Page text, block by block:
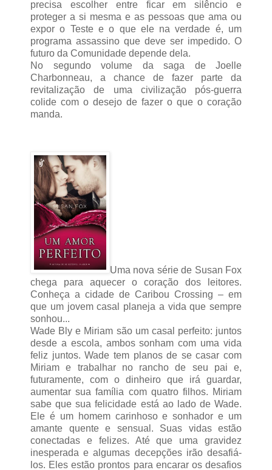
precisa escolher entre ficar em silêncio e
proteger a si mesma e as pessoas que ama ou
expor o Teste e o que ele na verdade é, um
programa assassino que deve ser impedido. O
futuro da Comunidade depende dela.
No segundo volume da saga de Joelle
Charbonneau, a chance de fazer parte da
revitalização de uma civilização pós-guerra
colide com o desejo de fazer o que o coração
manda.
Uma nova série de Susan Fox
chega para aquecer o coração dos leitores.
Conheça a cidade de Caribou Crossing – em
que um jovem casal planeja a vida que sempre
sonhou...
Wade Bly e Miriam são um casal perfeito: juntos
desde a escola, ambos sonham com uma vida
feliz juntos. Wade tem planos de se casar com
Miriam e trabalhar no rancho de seu pai e,
futuramente, com o dinheiro que irá guardar,
aumentar sua família com quatro filhos. Miriam
sabe que sua felicidade está ao lado de Wade.
Ele é um homem carinhoso e sonhador e um
amante quente e sensual. Suas vidas estão
conectadas e felizes. Até que uma gravidez
inesperada e algumas decepções irão desafiá-
los. Eles estão prontos para encarar os desafios